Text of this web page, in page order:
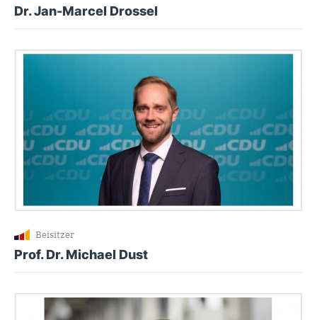
Dr. Jan-Marcel Drossel
Beisitzer
Prof. Dr. Michael Dust